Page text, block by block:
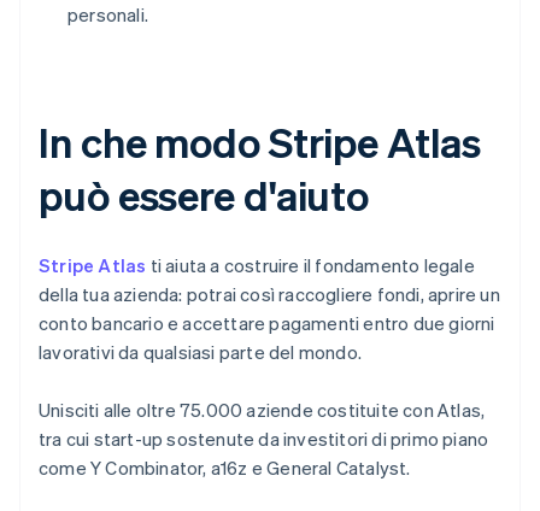
personali.
In che modo Stripe Atlas
può essere d'aiuto
Stripe Atlas ti aiuta a costruire il fondamento legale
della tua azienda: potrai così raccogliere fondi, aprire un
conto bancario e accettare pagamenti entro due giorni
lavorativi da qualsiasi parte del mondo.
Unisciti alle oltre 75.000 aziende costituite con Atlas,
tra cui start-up sostenute da investitori di primo piano
come Y Combinator, a16z e General Catalyst.